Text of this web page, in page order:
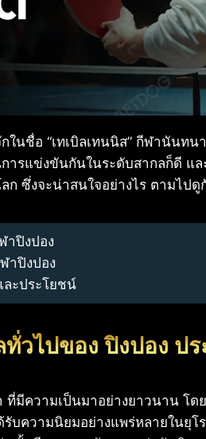
ในชื่อ “เทเบิลเทนนิส” กีฬานันทน
ารแข่งขันกันในระดับสากลก็ดี แ
ก ซึ่งจะน่าสนใจอย่างไร ตามไปดู
าปิงปอง
าปิงปอง
ะประโยชน์
วไปของ ปิงปอง ปร
ที่มีความเป็นมาอย่างยาวนาน โด
รับความนิยมอย่างแพร่หลายในยุ